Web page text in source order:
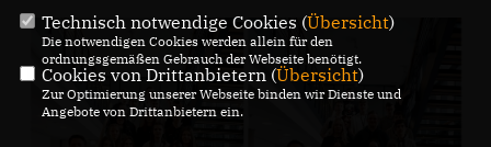
Technisch notwendige Cookies (Übersicht)
Die notwendigen Cookies werden allein für den
ordnungsgemäßen Gebrauch der Webseite benötigt.
Cookies von Drittanbietern (Übersicht)
Zur Optimierung unserer Webseite binden wir Dienste und
Angebote von Drittanbietern ein.